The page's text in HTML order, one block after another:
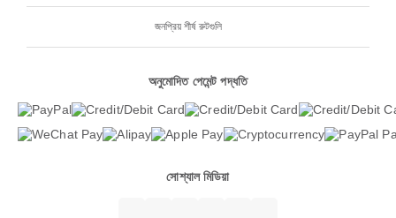
জনপ্রিয় শীর্ষ রুটগুলি
অনুমোদিত পেমেন্ট পদ্ধতি
সোশ্যাল মিডিয়া